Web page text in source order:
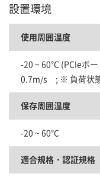
設置環境
使用周囲温度
-20 ~ 60°C (PCIeボ
0.7m/s ; ※ 負荷状態
保存周囲温度
-20 ~ 60°C
適合規格・認証規格